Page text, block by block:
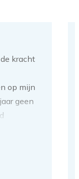
kracht
op mijn
geen
de tips